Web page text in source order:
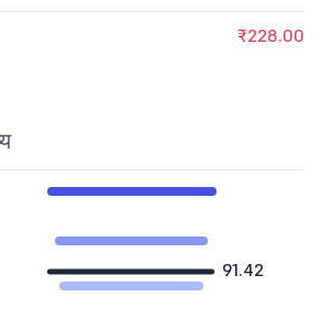
₹228.00
91.42